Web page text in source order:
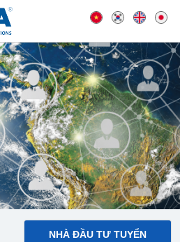
NHÀ ĐẦU TƯ TUYỂN